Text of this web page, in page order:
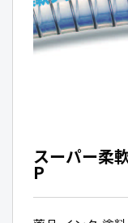
スーパー柔
P